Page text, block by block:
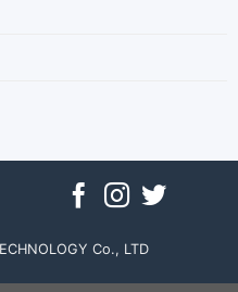
Co., LTD